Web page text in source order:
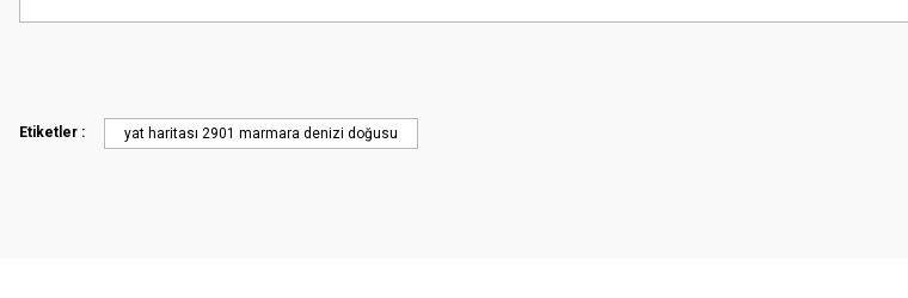
Görüş ve önerileriniz için teşekkür ederiz.
Ürün bilgilerinde hatalar bulunuyor.
Etiketler : yat haritası 2901 marmara denizi doğusu